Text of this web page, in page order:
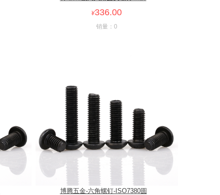
¥336.00
销量：0
博腾五金-六角螺钉-ISO7380圆